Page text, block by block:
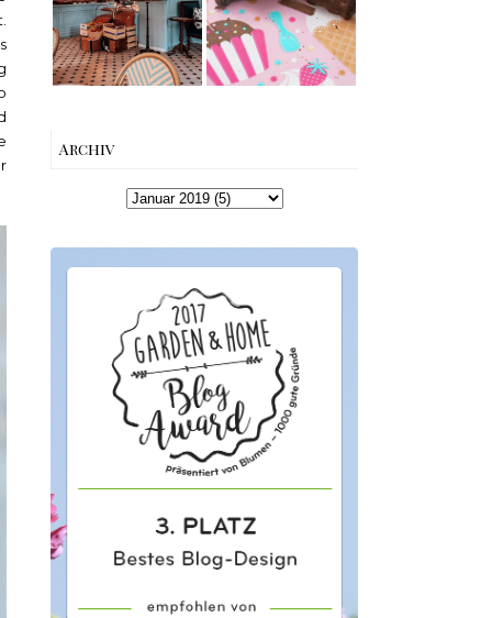
Charme mitten
in Berlin-
Wilmersdorf
Queen and King
Snapper Dark
Chocolate &
Leather Flower
Give Away
Archiv